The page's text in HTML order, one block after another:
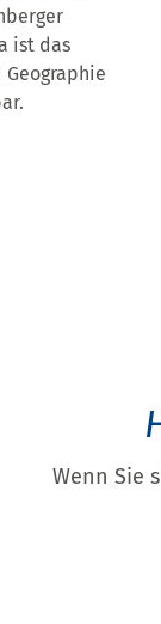
ist das
Geographie
Wenn Sie